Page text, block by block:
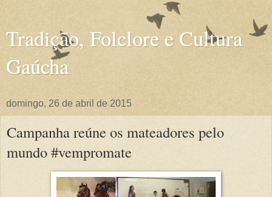
Tradição, Folclore e Cultura
Gaúcha
domingo, 26 de abril de 2015
Campanha reúne os mateadores pelo
mundo #vempromate